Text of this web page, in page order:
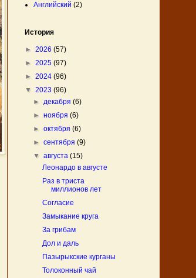
Английский (2)
История
► 2026 (57)
► 2025 (97)
► 2024 (96)
▼ 2023 (96)
►декабря(6)
►ноября(6)
►октября(6)
►сентября(9)
▼августа(15)
Леонардо в августе
Раз в триста
миллионов лет
Согласие
Замыкание круга
За грибам
Дол и даль
Пазырыкские курганы
Толоконный чай